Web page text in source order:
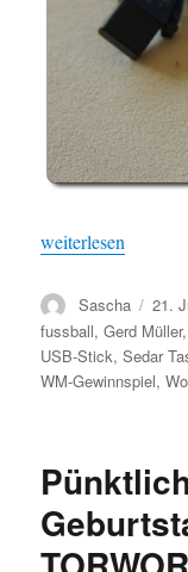
„Gewinnspiel:
weiterlesen
Autor
Sascha
am
21.
fussball,Gerd Müller
USB-Stick,Sedar
WM-Gewinnspiel,